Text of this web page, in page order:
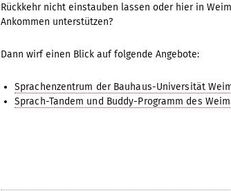
Rückkehr nicht einstauben lassen oder hier in
Ankommen unterstützen?
Dann wirf einen Blick auf folgende Angebote:
Sprachenzentrum der Bauhaus-Universität
Sprach-Tandem und Buddy-Programm des